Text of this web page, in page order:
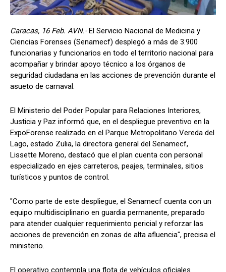
Caracas, 16 Feb. AVN.-El Servicio Nacional de Medicina y
Ciencias Forenses (Senamecf) desplegó a más de 3.900
funcionarias y funcionarios en todo el territorio nacional para
acompañar y brindar apoyo técnico a los órganos de
seguridad ciudadana en las acciones de prevención durante el
asueto de carnaval.
El Ministerio del Poder Popular para Relaciones Interiores,
Justicia y Paz informó que, en el despliegue preventivo en la
ExpoForense realizado en el Parque Metropolitano Vereda del
Lago, estado Zulia, la directora general del Senamecf,
Lissette Moreno, destacó que el plan cuenta con personal
especializado en ejes carreteros, peajes, terminales, sitios
turísticos y puntos de control.
"Como parte de este despliegue, el Senamecf cuenta con un
equipo multidisciplinario en guardia permanente, preparado
para atender cualquier requerimiento pericial y reforzar las
acciones de prevención en zonas de alta afluencia", precisa el
ministerio.
El operativo contempla una flota de vehículos oficiales